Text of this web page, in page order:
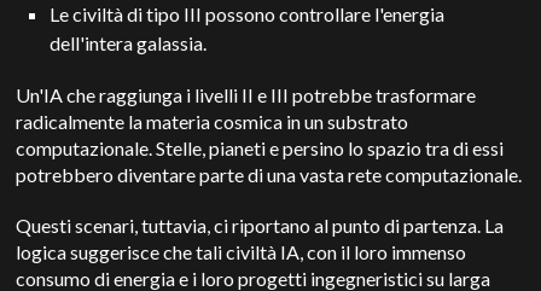
Le civiltà di tipo III possono controllare l'energia
dell'intera galassia.
Un'IA che raggiunga i livelli II e III potrebbe trasformare
radicalmente la materia cosmica in un substrato
computazionale. Stelle, pianeti e persino lo spazio tra di essi
potrebbero diventare parte di una vasta rete computazionale.
Questi scenari, tuttavia, ci riportano al punto di partenza. La
logica suggerisce che tali civiltà IA, con il loro immenso
consumo di energia e i loro progetti ingegneristici su larga